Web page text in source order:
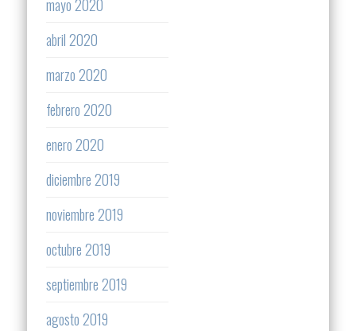
mayo 2020
abril 2020
marzo 2020
febrero 2020
enero 2020
diciembre 2019
noviembre 2019
octubre 2019
septiembre 2019
agosto 2019